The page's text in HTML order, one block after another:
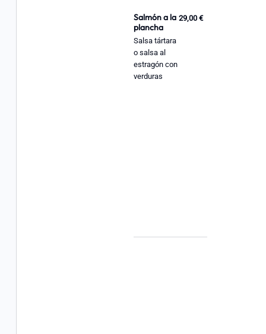
Salmón a la
plancha
Salsa tártara
o salsa al
estragón con
verduras
29,00 €